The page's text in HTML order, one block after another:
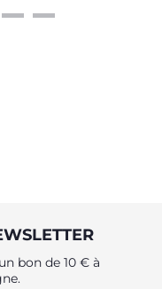
bon de 10 € à